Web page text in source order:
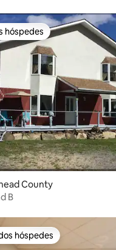
hóspedes
hóspedes
County
B
preferidos dos hóspedes
hóspedes